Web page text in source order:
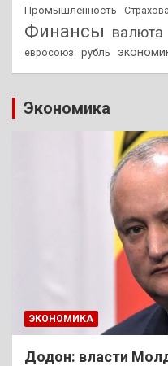
Промышленность
Финансы валюта
евросоюз рубль
Экономика
ЭКОНОМИКА
Додон: власти